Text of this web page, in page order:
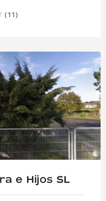
(11)
e Hijos SL